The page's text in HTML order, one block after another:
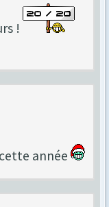
!
année